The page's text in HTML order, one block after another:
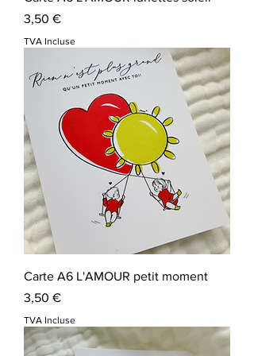
Prix
3,50 €
TVA Incluse
Carte A6 L'AMOUR petit moment
Prix
3,50 €
TVA Incluse